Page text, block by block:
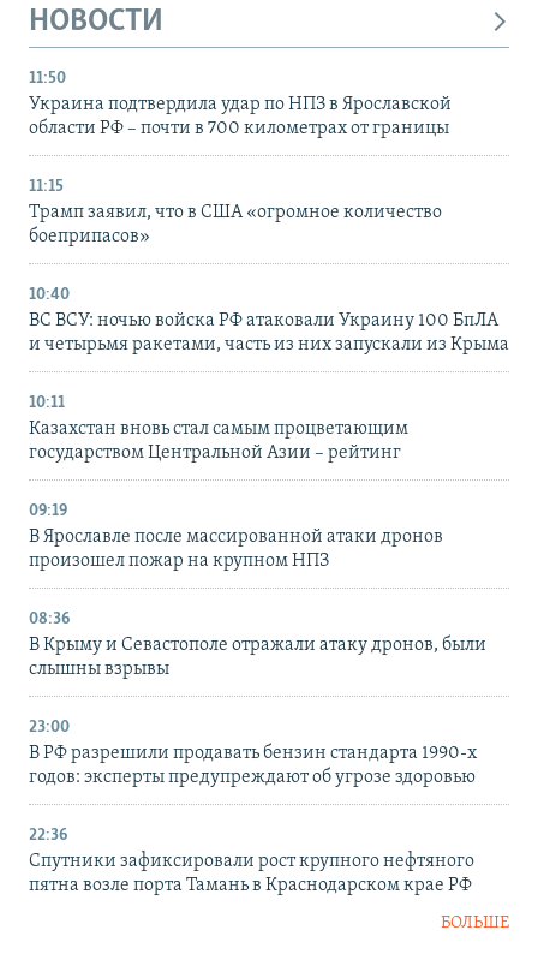
НОВОСТИ
11:50
Украина подтвердила удар по НПЗ в Ярославской
области РФ – почти в 700 километрах от границы
11:15
Трамп заявил, что в США «огромное количество
боеприпасов»
10:40
ВС ВСУ: ночью войска РФ атаковали Украину 100 БпЛА
и четырьмя ракетами, часть из них запускали из Крыма
10:11
Казахстан вновь стал самым процветающим
государством Центральной Азии – рейтинг
09:19
В Ярославле после массированной атаки дронов
произошел пожар на крупном НПЗ
08:36
В Крыму и Севастополе отражали атаку дронов, были
слышны взрывы
23:00
В РФ разрешили продавать бензин стандарта 1990-х
годов: эксперты предупреждают об угрозе здоровью
22:36
Спутники зафиксировали рост крупного нефтяного
пятна возле порта Тамань в Краснодарском крае РФ
БОЛЬШЕ